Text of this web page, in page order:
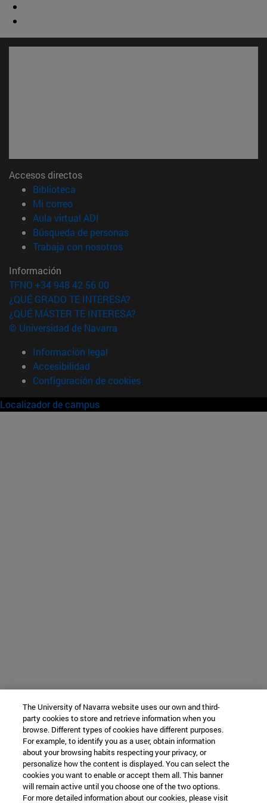
Accesos directos
Biblioteca
Mi correo(abre en nueva ventana)
Aula virtual ADI
Búsqueda de personas(abre en nueva ventana)
Trabaja con nosotros(abre en nueva ventana)
Información
TFNO +34 948 42 56 00
¿QUÉ GRADO TE INTERESA?
¿QUÉ MÁSTER TE INTERESA?
© Universidad de Navarra
Información legal
Accesibilidad
Configuración de cookies
Localizador de campus
The University of Navarra website uses our own and third-
party cookies to store and retrieve information when you
browse. Different types of cookies have different purposes.
For example, to identify you as a user, obtain information
about your browsing habits respecting your privacy, or
personalize how the content is displayed. You can select the
cookies you want to enable or accept them all. This banner
will remain active until you choose one of the two options.
For more detailed information about our cookies, please visit